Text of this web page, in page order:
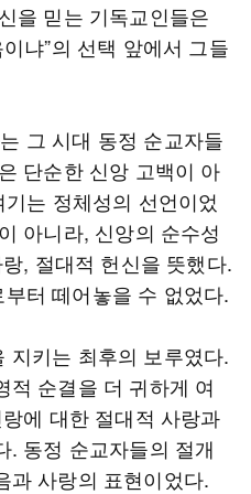
을 믿는 기독교인들은
냐”의 선택 앞에서 그들
그 시대 동정 순교자들
단순한 신앙 고백이 아
기는 정체성의 선언이었
아니라, 신앙의 순수성
, 절대적 헌신을 뜻했다.
터 떼어놓을 수 없었다.
지키는 최후의 보루였다.
적 순결을 더 귀하게 여
에 대한 절대적 사랑과
. 동정 순교자들의 절개
과 사랑의 표현이었다.